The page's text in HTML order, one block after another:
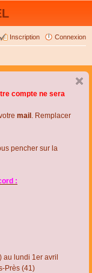
Connexion
Inscription
compte ne sera
mail . Remplacer
pencher sur la
:
au lundi 1er avril
Près (41)